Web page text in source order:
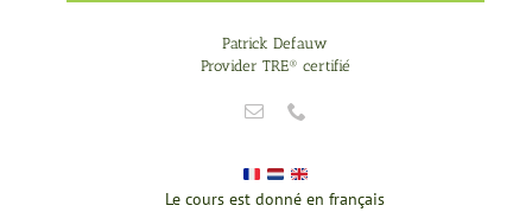
Patrick Defauw
Provider TRE® certifié
Le cours est donné en français